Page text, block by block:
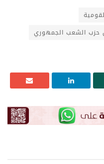
حزب الشعب الجمهوري